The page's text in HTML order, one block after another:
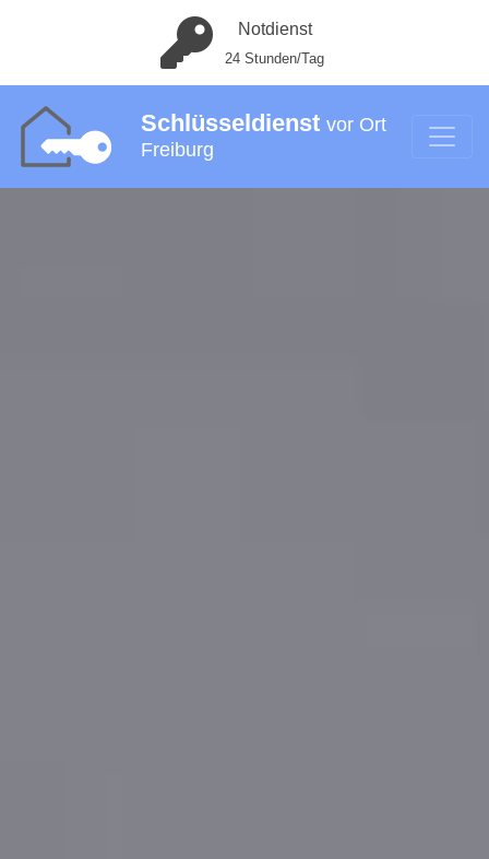
Notdienst
24 Stunden/Tag
Schlüsseldienst vor Ort
Freiburg